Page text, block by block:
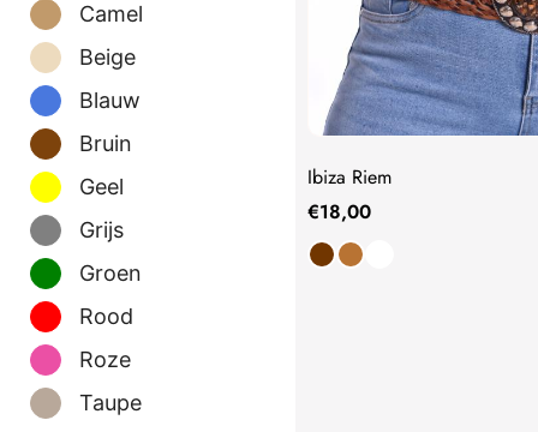
Camel
Beige
Blauw
Bruin
Geel
Grijs
Groen
Rood
Roze
Taupe
Ibiza Riem
€18,00